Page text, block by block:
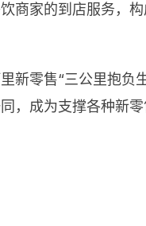
商家的到店服务，
新零售“三公里抱负
，成为支撑各种新